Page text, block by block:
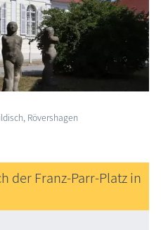
Rövershagen
der Franz-Parr-Platz in